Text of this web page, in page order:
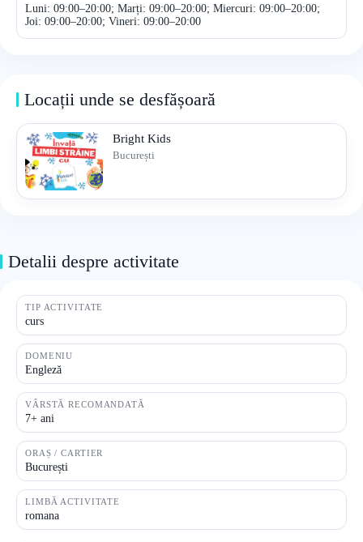
Luni: 09:00–20:00; Marți: 09:00–20:00; Miercuri: 09:00–20:00;
Joi: 09:00–20:00; Vineri: 09:00–20:00
Locații unde se desfășoară
Bright Kids
București
Detalii despre activitate
TIP ACTIVITATE
curs
DOMENIU
Engleză
VÂRSTĂ RECOMANDATĂ
7+ ani
ORAȘ / CARTIER
București
LIMBĂ ACTIVITATE
romana